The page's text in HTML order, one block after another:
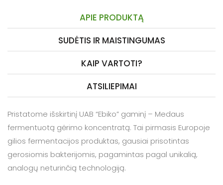
APIE PRODUKTĄ
SUDĖTIS IR MAISTINGUMAS
KAIP VARTOTI?
ATSILIEPIMAI
Pristatome išskirtinį UAB “Ebiko” gaminį – Medaus
fermentuotą gėrimo koncentratą. Tai pirmasis Europoje
gilios fermentacijos produktas, gausiai prisotintas
gerosiomis bakterijomis, pagamintas pagal unikalią,
analogų neturinčią technologiją.